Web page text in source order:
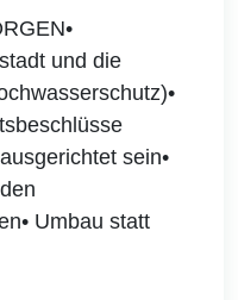
und die
sein•
Umbau statt